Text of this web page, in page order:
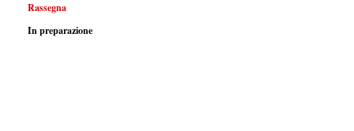
Rassegna
In preparazione